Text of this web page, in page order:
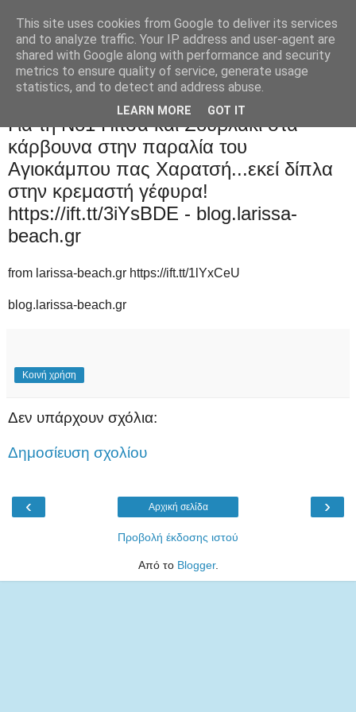
Για τη Νο1 Πίτσα και Σουβλάκι στα
κάρβουνα στην παραλία του
Αγιοκάμπου πας Χαρατσή...εκεί δίπλα
στην κρεμαστή γέφυρα!
https://ift.tt/3iYsBDE - blog.larissa-
beach.gr
from larissa-beach.gr https://ift.tt/1lYxCeU
blog.larissa-beach.gr
Κοινή χρήση
Δεν υπάρχουν σχόλια:
Δημοσίευση σχολίου
‹ ›
Αρχική σελίδα
Προβολή έκδοσης ιστού
Από το Blogger.
This site uses cookies from Google to deliver its services
and to analyze traffic. Your IP address and user-agent are
shared with Google along with performance and security
metrics to ensure quality of service, generate usage
statistics, and to detect and address abuse.
LEARN MORE GOT IT